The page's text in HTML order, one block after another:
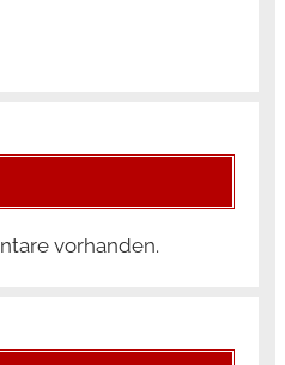
vorhanden.